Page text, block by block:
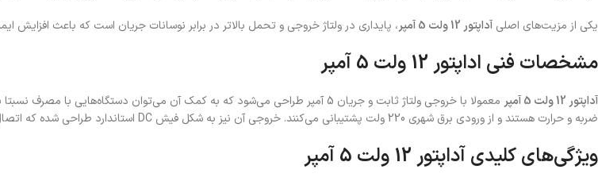
یکی از مزیت‌های اصلی آداپتور 12 ولت 5 آمپر ، پایداری در ولتاژ خروجی و تحمل بالاتر در برابر نوسانات جریان است که باعث
مشخصات فنی اداپتور 12 ولت 5 آمپر
آداپتور 12 ولت 5 آمپر
معمولا با خروجی ولتاژ ثابت و جریان 5 آمپر طراحی می‌شود که به کمک آن می‌توان
ضربه و حرارت هستند و از ورودی برق شهری 220 ولت پشتیبانی می‌کنند. خروجی آن نیز به شکل فیش DC استاندارد طراحی شده که اتصال به تجهیزات مختلف را ساده و ایمن می‌سازد.
ویژگی‌های کلیدی آداپتور 12 ولت 5 آمپر